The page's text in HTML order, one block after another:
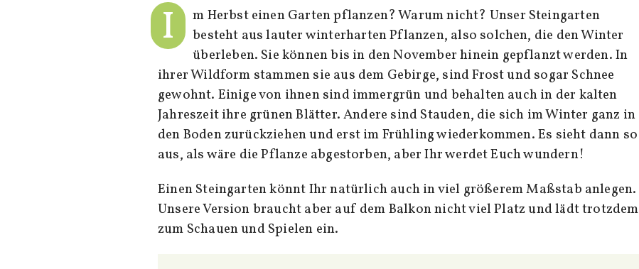
I
m Herbst einen Garten pflanzen? Warum nicht? Unser Steingarten
besteht aus lauter winterharten Pflanzen, also solchen, die den Winter
überleben. Sie können bis in den November hinein gepflanzt werden. In
ihrer Wildform stammen sie aus dem Gebirge, sind Frost und sogar Schnee
gewohnt. Einige von ihnen sind immergrün und behalten auch in der kalten
Jahreszeit ihre grünen Blätter. Andere sind Stauden, die sich im Winter ganz in
den Boden zurückziehen und erst im Frühling wiederkommen. Es sieht dann so
aus, als wäre die Pflanze abgestorben, aber Ihr werdet Euch wundern!
Einen Steingarten könnt Ihr natürlich auch in viel größerem Maßstab anlegen.
Unsere Version braucht aber auf dem Balkon nicht viel Platz und lädt trotzdem
zum Schauen und Spielen ein.